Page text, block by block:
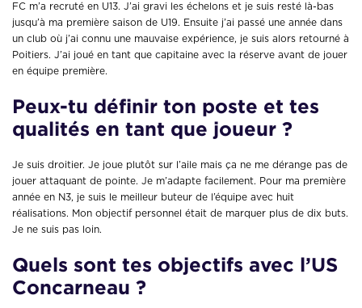
FC m’a recruté en U13. J’ai gravi les échelons et je suis resté là-bas
jusqu’à ma première saison de U19. Ensuite j’ai passé une année dans
un club où j’ai connu une mauvaise expérience, je suis alors retourné à
Poitiers. J’ai joué en tant que capitaine avec la réserve avant de jouer
en équipe première.
Peux-tu définir ton poste et tes
qualités en tant que joueur ?
Je suis droitier. Je joue plutôt sur l’aile mais ça ne me dérange pas de
jouer attaquant de pointe. Je m’adapte facilement. Pour ma première
année en N3, je suis le meilleur buteur de l’équipe avec huit
réalisations. Mon objectif personnel était de marquer plus de dix buts.
Je ne suis pas loin.
Quels sont tes objectifs avec l’US
Concarneau ?